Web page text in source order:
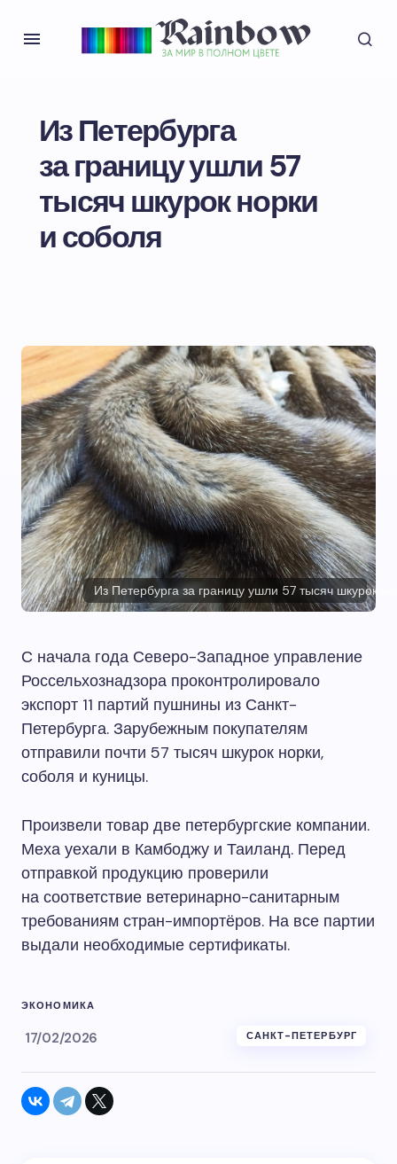
Из Петербурга
за границу ушли 57
тысяч шкурок норки
и соболя
Из Петербурга за границу ушли 57 тысяч шкурок
С начала года Северо-Западное управление
Россельхознадзора проконтролировало
экспорт 11 партий пушнины из Санкт-
Петербурга. Зарубежным покупателям
отправили почти 57 тысяч шкурок норки,
соболя и куницы.
Произвели товар две петербургские компании.
Меха уехали в Камбоджу и Таиланд. Перед
отправкой продукцию проверили
на соответствие ветеринарно-санитарным
требованиям стран-импортёров. На все партии
выдали необходимые сертификаты.
ЭКОНОМИКА
17/02/2026 САНКТ-ПЕТЕРБУРГ